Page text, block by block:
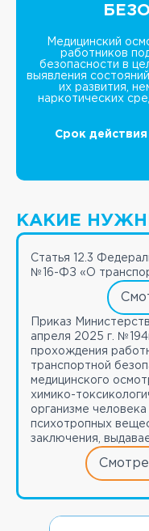
Медицинский
работников
безопасности в
выявления
их развития,
наркотических
Срок
Статья 12.3
№16-ФЗ «О
Приказ
апреля 2025 г.
прохождения
транспортной
медицинского
химико-
организме
психотропных
заключения,
КАКИЕ